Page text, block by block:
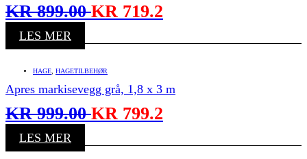
KR899.00KR 719.2
LES MER
HAGE HAGETILBEHØR
Apres markisevegg grå, 1,8 x 3 m
KR999.00KR 799.2
LES MER